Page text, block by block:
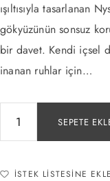
ışıltısıyla tasarlanan
gökyüzünün sonsuz
bir davet. Kendi içsel
inanan ruhlar için…
SEPETE
İSTEK LISTESINE EKLE